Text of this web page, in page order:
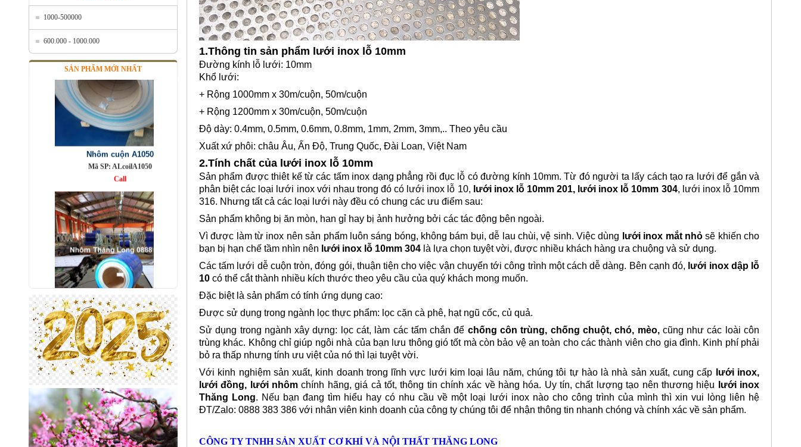
1000-500000
600.000 - 1000.000
SẢN PHẨM MỚI NHẤT
Nhôm cuộn A1050
Mã SP: ALcoilA1050
Call
Nhôm bảo ôn cuộn mỏng A1050
Mã SP: AbaoonA1050
Call
1.Thông tin sản phẩm lưới inox lỗ 10mm
Đường kính lỗ lưới: 10mm
Khổ lưới:
+ Rộng 1000mm x 30m/cuộn, 50m/cuộn
+ Rộng 1200mm x 30m/cuộn, 50m/cuộn
Độ dày: 0.4mm, 0.5mm, 0.6mm, 0.8mm, 1mm, 2mm, 3mm,.. Theo yêu cầu
Xuất xứ phôi: châu Âu, Ấn Độ, Trung Quốc, Đài Loan, Việt Nam
2.Tính chất của lưới inox lỗ 10mm
Sản phẩm được thiêt kế từ các tấm inox dạng phẳng rồi đục lỗ có đường kính 10mm. Từ đó người ta lấy cách tạo ra lưới để gắn và
phân biệt các loại lưới inox với nhau trong đó có lưới inox lỗ 10, lưới inox lỗ 10mm 201, lưới inox lỗ 10mm 304, lưới inox lỗ 10mm
316. Nhưng tất cả các loại lưới này đều có chung các ưu điểm sau:
Sản phẩm không bị ăn mòn, han gỉ hay bị ảnh hưởng bởi các tác động bên ngoài.
Vì được làm từ inox nên sản phẩm luôn sáng bóng, không bám bụi, dễ lau chùi, vệ sinh. Việc dùng
lưới inox mắt nhỏsẽ khiến cho
bạn bị hạn chế tầm nhìn nên lưới inox lỗ 10mm 304 là lựa chọn tuyệt vời, được nhiều khách hàng ưa chuộng và sử dụng.
Các tấm lưới dễ cuộn tròn, đóng gói, thuận tiện cho việc vận chuyển tới công trình một cách dễ dàng. Bên cạnh đó, lưới inox dập lỗ
10 có thể cắt thành nhiều kích thước theo yêu cầu của quý khách mong muốn.
Đặc biệt là sản phẩm có tính ứng dụng cao:
Được sử dụng trong ngành lọc thực phẩm: lọc cặn cà phê, hạt ngũ cốc, củ quả.
Sử dụng trong ngành xây dựng: lọc cát, làm các tấm chắn để chống côn trùng, chống chuột, chó, mèo,cũng như các loài côn
trùng khác. Không chỉ giúp ngôi nhà của bạn lưu thông gió tốt mà còn bảo vệ an toàn cho các thành viên cho gia đình. Kinh phí phải
bỏ ra thấp nhưng tính ưu việt của nó thì lại tuyệt vời.
Với kinh nghiệm sản xuất, kinh doanh trong lĩnh vực lưới kim loại lâu năm, chúng tôi tự hào là nhà sản xuất, cung cấp
lưới inox,
lưới đồng, lưới nhôm chính hãng, giá cả tốt, thông tin chính xác về hàng hóa. Uy tín, chất lượng tạo nên thương hiệu
lưới inox
Thăng Long. Nếu bạn đang tìm hiểu hay có nhu cầu về một loại lưới inox nào cho công trình của mình thì xin vui lòng liên hệ
ĐT/Zalo: 0888 383 386 với nhân viên kinh doanh của công ty chúng tôi để nhận thông tin nhanh chóng và chính xác về sản phẩm.
CÔNG TY TNHH SẢN XUẤT CƠ KHÍ VÀ NỘI THẤT THĂNG LONG